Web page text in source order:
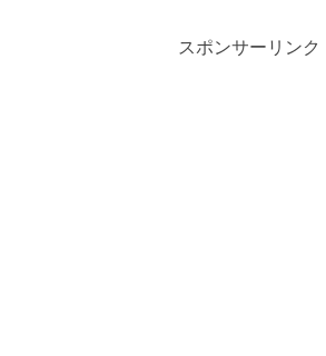
スポンサーリンク